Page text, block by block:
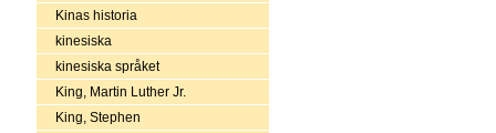
Kinas historia
kinesiska
kinesiska språket
King, Martin Luther Jr.
King, Stephen